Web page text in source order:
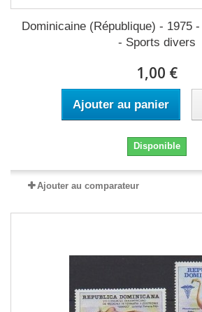
Dominicaine (République) - 1975
- Sports divers
1,00 €
Ajouter au panier
Disponible
Ajouter au comparateur